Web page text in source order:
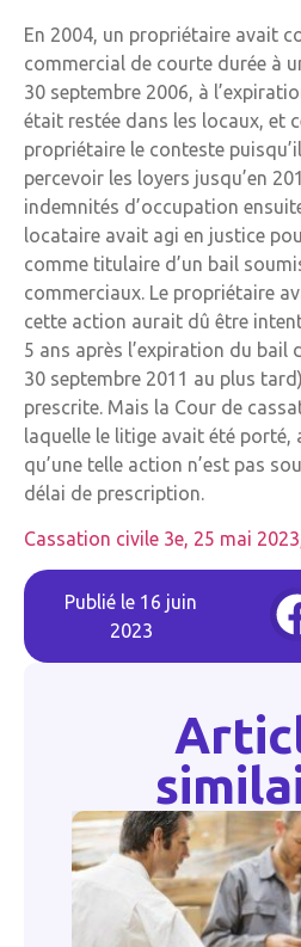
En 2004, un propriétaire avait
commercial de courte durée à
30 septembre 2006, à
était restée dans les locaux, et
propriétaire le conteste
percevoir les loyers jusqu’en
indemnités d’occupation
locataire avait agi en justice
comme titulaire d’un bail
commerciaux. Le propriétaire
cette action aurait dû être
5 ans après l’expiration du bail
30 septembre 2011 au plus
prescrite. Mais la Cour de
laquelle le litige avait été
qu’une telle action n’est pas
délai de prescription.
Cassation civile 3e, 25 mai
Publié le 16 juin
2023